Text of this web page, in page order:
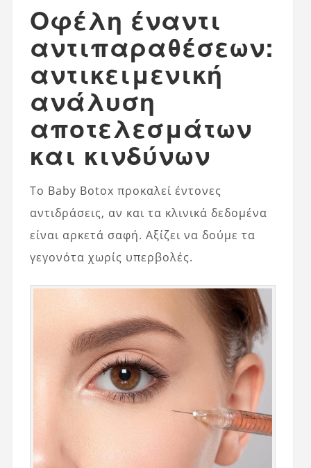
Οφέλη έναντι
αντιπαραθέσεων:
αντικειμενική
ανάλυση
αποτελεσμάτων
και κινδύνων
Το Baby Botox προκαλεί έντονες
αντιδράσεις, αν και τα κλινικά δεδομένα
είναι αρκετά σαφή. Αξίζει να δούμε τα
γεγονότα χωρίς υπερβολές.